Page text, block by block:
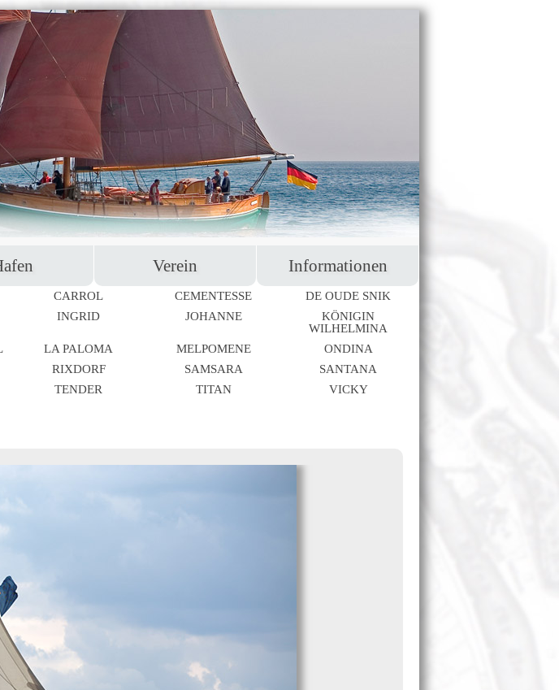
Verein Informationen
CARROL CEMENTESSE
DE OUDE SNIK
INGRID JOHANNE
KÖNIGIN
WILHELMINA
LA PALOMA MELPOMENE
ONDINA
RIXDORF SAMSARA
SANTANA
TENDER TITAN
VICKY